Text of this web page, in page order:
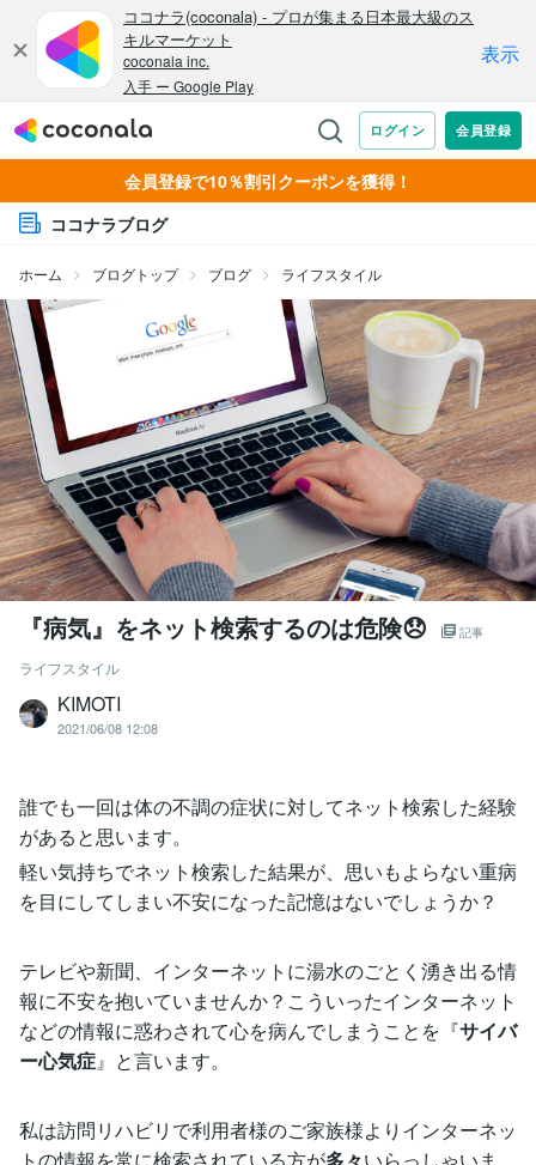
会員登録で10％割引クーポンを獲得！
ココナラブログ
ホーム ブログトップ ブログ ライフスタイル
『病気』をネット検索するのは危険😞 記事
ライフスタイル
KIMOTI
2021/06/08 12:08
誰でも一回は体の不調の症状に対してネット検索した経験
があると思います。
軽い気持ちでネット検索した結果が、思いもよらない重病
を目にしてしまい不安になった記憶はないでしょうか？
テレビや新聞、インターネットに湯水のごとく湧き出る情
報に不安を抱いていませんか？こういったインターネット
などの情報に惑わされて心を病んでしまうことを『サイバ
ー心気症』と言います。
私は訪問リハビリで利用者様のご家族様よりインターネッ
トの情報を常に検索されている方が多々いらっしゃいま